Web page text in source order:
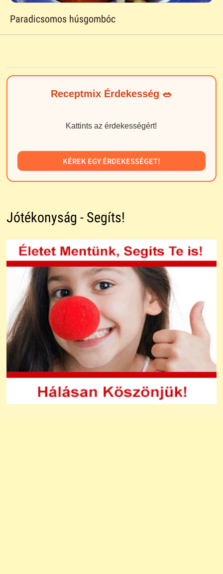
Paradicsomos húsgombóc
Receptmix Érdekesség 🥗
Kattints az érdekességért!
KÉREK EGY ÉRDEKESSÉGET!
Jótékonyság - Segíts!